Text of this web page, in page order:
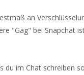
an
"Gag" bei Snapchat
du im Chat schreiben